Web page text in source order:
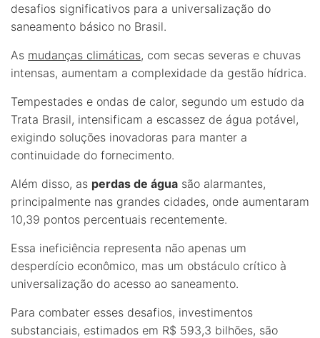
desafios significativos para a universalização do
saneamento básico no Brasil.
As mudanças climáticas, com secas severas e chuvas
intensas, aumentam a complexidade da gestão hídrica.
Tempestades e ondas de calor, segundo um estudo da
Trata Brasil, intensificam a escassez de água potável,
exigindo soluções inovadoras para manter a
continuidade do fornecimento.
Além disso, as perdas de água são alarmantes,
principalmente nas grandes cidades, onde aumentaram
10,39 pontos percentuais recentemente.
Essa ineficiência representa não apenas um
desperdício econômico, mas um obstáculo crítico à
universalização do acesso ao saneamento.
Para combater esses desafios, investimentos
substanciais, estimados em R$ 593,3 bilhões, são